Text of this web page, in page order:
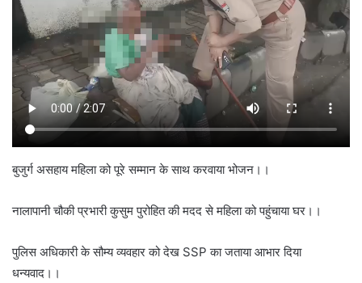
बुजुर्ग असहाय महिला को पूरे सम्मान के साथ करवाया भोजन।।
नालापानी चौकी प्रभारी कुसुम पुरोहित की मदद से महिला को पहुंचाया घर।।
पुलिस अधिकारी के सौम्य व्यवहार को देख SSP का जताया आभार दिया
धन्यवाद।।